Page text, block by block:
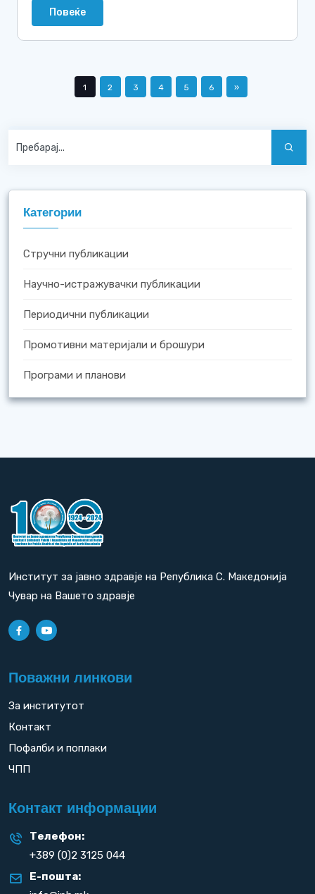
Повеќе
1 2 3 4 5 6 »
Категории
Стручни публикации
Научно-истражувачки публикации
Периодични публикации
Промотивни материјали и брошури
Програми и планови
Институт за јавно здравје на Република С. Македонија
Чувар на Вашето здравје
Поважни линкови
За институтот
Контакт
Пофалби и поплаки
ЧПП
Контакт информации
Телефон:
+389 (0)2 3125 044
Е-пошта: